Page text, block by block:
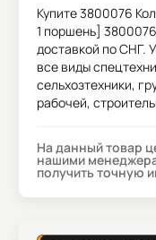
Купите3800076
1 поршень] 3800076
доставкой по СНГ.
все виды
сельхозтехники,
рабочей,
На данный товар
нашими
получить точную